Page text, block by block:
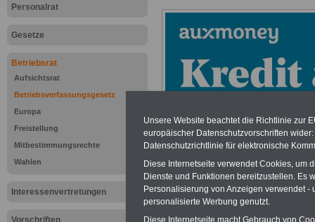
Personalrat
Gesetze
Betriebsrat
Aufsichtsrat
Betriebsverfassungsgesetz
Europa
Freistellung
Mitbestimmungsrechte
Wahlen
Interessenvertretungen
Vorschriften
Unsere Website beachtet die Richtlinie zur
europäischer Datenschutzvorschriften
Datenschutzrichtlinie für elektronische
Diese Internetseite verwendet Cookies, um
Dienste und Funktionen bereitzustellen. Es
Personalisierung von Anzeigen verwendet
personalisierte Werbung genutzt.
Diese Internetseite macht Gebrauch von